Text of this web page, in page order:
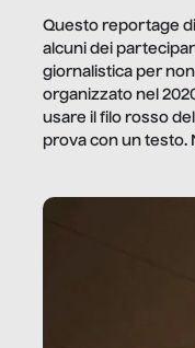
Questo reportage
alcuni dei
giornalistica per
organizzato nel
usare il filo rosso
prova con un testo.